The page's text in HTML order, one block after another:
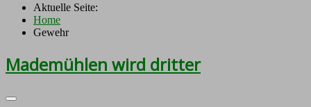
Aktuelle Seite:
Home
Gewehr
Mademühlen wird dritter